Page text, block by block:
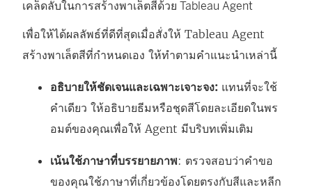
เคล็ดลับในการสร้างพาเล็ตสีด้วย Tableau Agent
เพื่อให้ได้ผลลัพธ์ที่ดีที่สุดเมื่อสั่งให้ Tableau Agent
สร้างพาเล็ตสีที่กำหนดเอง ให้ทำตามคำแนะนำเหล่านี้
อธิบายให้ชัดเจนและเฉพาะเจาะจง: แทนที่จะใช้
คำเดียว ให้อธิบายธีมหรือชุดสีโดยละเอียดในพร
อมต์ของคุณเพื่อให้ Agent มีบริบทเพิ่มเติม
เน้นใช้ภาษาที่บรรยายภาพ: ตรวจสอบว่าคำขอ
ของคุณใช้ภาษาที่เกี่ยวข้องโดยตรงกับสีและหลีก